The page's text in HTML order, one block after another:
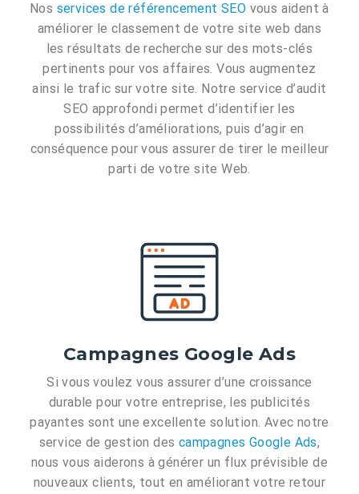
Nos services de référencement SEO vous aident à
améliorer le classement de votre site web dans
les résultats de recherche sur des mots-clés
pertinents pour vos affaires. Vous augmentez
ainsi le trafic sur votre site. Notre service d’audit
SEO approfondi permet d’identifier les
possibilités d’améliorations, puis d’agir en
conséquence pour vous assurer de tirer le meilleur
parti de votre site Web.
Campagnes Google Ads
Si vous voulez vous assurer d’une croissance
durable pour votre entreprise, les publicités
payantes sont une excellente solution. Avec notre
service de gestion des campagnes Google Ads,
nous vous aiderons à générer un flux prévisible de
nouveaux clients, tout en améliorant votre retour